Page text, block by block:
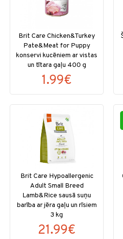
Brit Care Chicken&Turkey
Pate&Meat for Puppy
konservi kucēniem ar vistas
un tītara gaļu 400 g
1.99€
Brit Care Hypoallergenic
Adult Small Breed
Lamb&Rice sausā suņu
barība ar jēra gaļu un rīsiem
3 kg
21.99€